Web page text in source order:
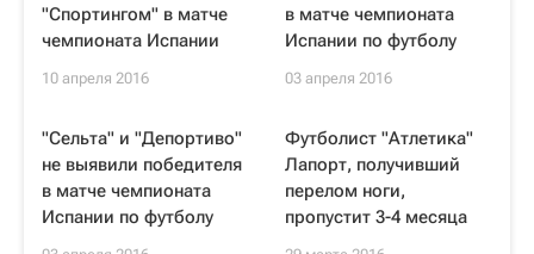
"Спортингом" в матче
чемпионата Испании
10 апреля 2016
в матче чемпионата
Испании по футболу
03 апреля 2016
"Сельта" и "Депортиво"
не выявили победителя
в матче чемпионата
Испании по футболу
Футболист "Атлетика"
Лапорт, получивший
перелом ноги,
пропустит 3-4 месяца